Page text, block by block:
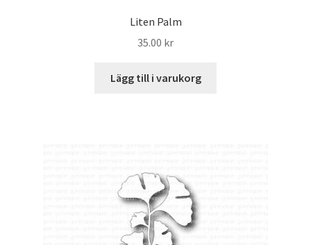
Liten Palm
35.00 kr
Lägg till i varukorg